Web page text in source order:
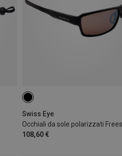
Swiss Eye
Occhiali da sole polarizzati
108,60 €